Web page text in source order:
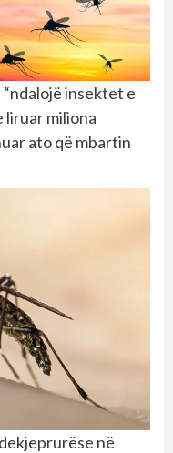
insektet e
liruar miliona
ato që mbartin
në